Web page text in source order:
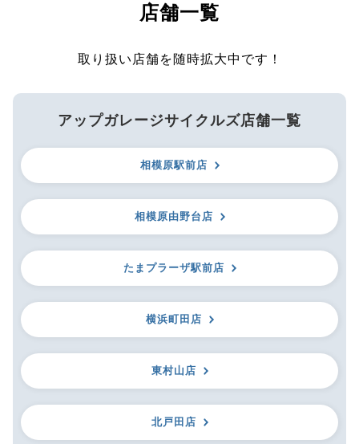
店舗一覧
取り扱い店舗を随時拡大中です！
アップガレージサイクルズ店舗一覧
相模原駅前店
相模原由野台店
たまプラーザ駅前店
横浜町田店
東村山店
北戸田店